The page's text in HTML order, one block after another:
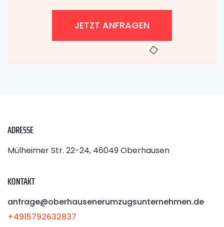
JETZT ANFRAGEN
ADRESSE
Mülheimer Str. 22-24, 46049 Oberhausen
KONTAKT
anfrage@oberhausenerumzugsunternehmen.de
+4915792632837